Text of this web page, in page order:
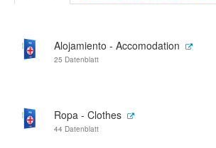
Alojamiento - Accomodation
25 Datenblatt
Ropa - Clothes
44 Datenblatt